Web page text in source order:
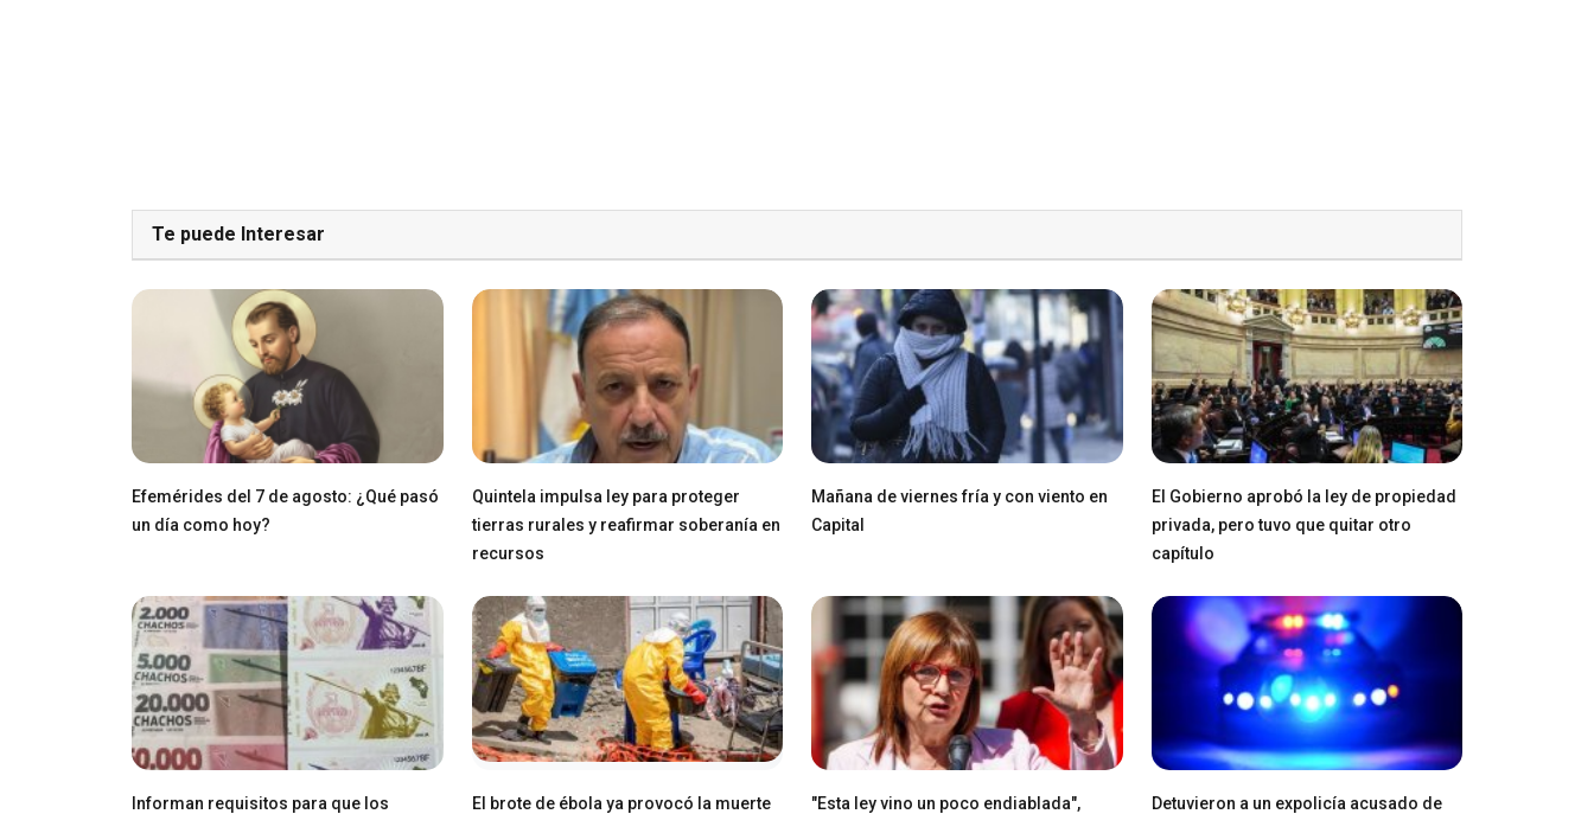
Te puede Interesar
Efemérides del 7 de agosto: ¿Qué pasó
un día como hoy?
Quintela impulsa ley para proteger
tierras rurales y reafirmar soberanía en
recursos
Mañana de viernes fría y con viento en
Capital
El Gobierno aprobó la ley de propiedad
privada, pero tuvo que quitar otro
capítulo
Informan requisitos para que los El brote de ébola ya provocó la muerte "Esta ley vino un poco endiablada", Detuvieron a un expolicía acusado de